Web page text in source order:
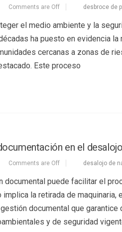
Comments are Off desbroce de
el medio ambiente y la
ha puesto en evidencia
cercanas a zonas de
Este proceso
en el
Comments are Off desalojo de
documental puede facilitar el
la retirada de
documental que
y de seguridad